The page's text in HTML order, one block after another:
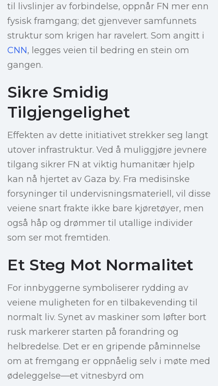
til livslinjer av forbindelse, oppnår FN mer enn
fysisk framgang; det gjenvever samfunnets
struktur som krigen har ravelert. Som angitt i
CNN, legges veien til bedring en stein om
gangen.
Sikre Smidig
Tilgjengelighet
Effekten av dette initiativet strekker seg langt
utover infrastruktur. Ved å muliggjøre jevnere
tilgang sikrer FN at viktig humanitær hjelp
kan nå hjertet av Gaza by. Fra medisinske
forsyninger til undervisningsmateriell, vil disse
veiene snart frakte ikke bare kjøretøyer, men
også håp og drømmer til utallige individer
som ser mot fremtiden.
Et Steg Mot Normalitet
For innbyggerne symboliserer rydding av
veiene muligheten for en tilbakevending til
normalt liv. Synet av maskiner som løfter bort
rusk markerer starten på forandring og
helbredelse. Det er en gripende påminnelse
om at fremgang er oppnåelig selv i møte med
ødeleggelse—et vitnesbyrd om